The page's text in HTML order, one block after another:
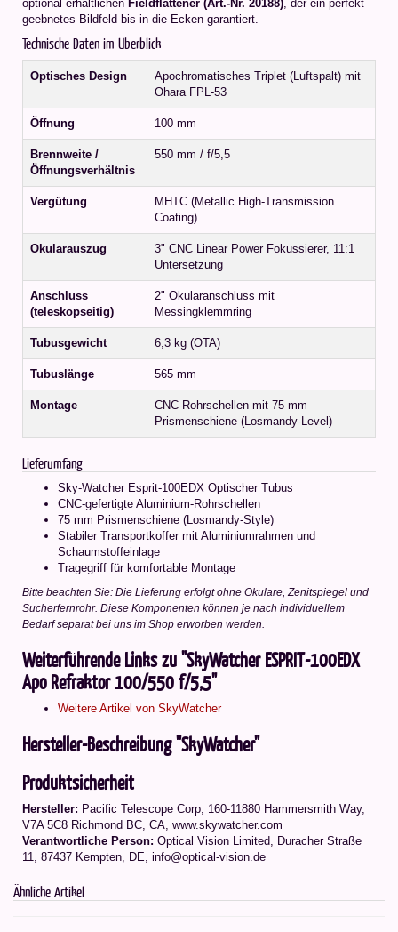
optional erhältlichen Fieldflattener (Art.-Nr. 20188) , der ein perfekt
geebnetes Bildfeld bis in die Ecken garantiert.
Technische Daten im Überblick
Optisches Design
Apochromatisches Triplet (Luftspalt) mit
Ohara FPL-53
Öffnung 100 mm
Brennweite /
Öffnungsverhältnis
550 mm / f/5,5
Vergütung
MHTC (Metallic High-Transmission
Coating)
Okularauszug
3" CNC Linear Power Fokussierer, 11:1
Untersetzung
Anschluss
(teleskopseitig)
2" Okularanschluss mit
Messingklemmring
Tubusgewicht 6,3 kg (OTA)
Tubuslänge 565 mm
Montage
CNC-Rohrschellen mit 75 mm
Prismenschiene (Losmandy-Level)
Lieferumfang
Sky-Watcher Esprit-100EDX Optischer Tubus
CNC-gefertigte Aluminium-Rohrschellen
75 mm Prismenschiene (Losmandy-Style)
Stabiler Transportkoffer mit Aluminiumrahmen und
Schaumstoffeinlage
Tragegriff für komfortable Montage
Bitte beachten Sie: Die Lieferung erfolgt ohne Okulare, Zenitspiegel und
Sucherfernrohr. Diese Komponenten können je nach individuellem
Bedarf separat bei uns im Shop erworben werden.
Weiterführende Links zu "SkyWatcher ESPRIT-100EDX
Apo Refraktor 100/550 f/5,5"
Weitere Artikel von SkyWatcher
Hersteller-Beschreibung "SkyWatcher"
Produktsicherheit
Hersteller: Pacific Telescope Corp, 160-11880 Hammersmith Way,
V7A 5C8 Richmond BC, CA, www.skywatcher.com
Verantwortliche Person: Optical Vision Limited, Duracher Straße
11, 87437 Kempten, DE, info@optical-vision.de
Ähnliche Artikel